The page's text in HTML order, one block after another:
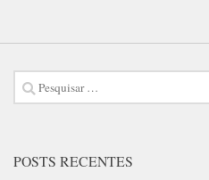
Pesquisar
por:
POSTS RECENTES